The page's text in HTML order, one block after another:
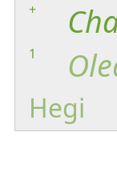
+
1
Hegi